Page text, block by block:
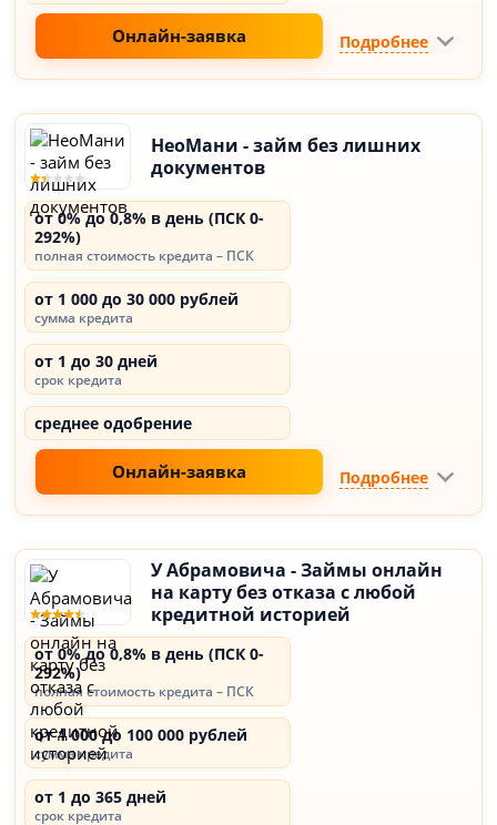
Онлайн-заявка Подробнее
НеоМани - займ без лишних
документов
от 0% до 0,8% в день (ПСК 0-
292%)
полная стоимость кредита – ПСК
от 1 000 до 30 000 рублей
сумма кредита
от 1 до 30 дней
срок кредита
среднее одобрение
Онлайн-заявка Подробнее
У Абрамовича - Займы онлайн
на карту без отказа с любой
кредитной историей
от 0% до 0,8% в день (ПСК 0-
292%)
полная стоимость кредита – ПСК
от 1 000 до 100 000 рублей
сумма кредита
от 1 до 365 дней
срок кредита